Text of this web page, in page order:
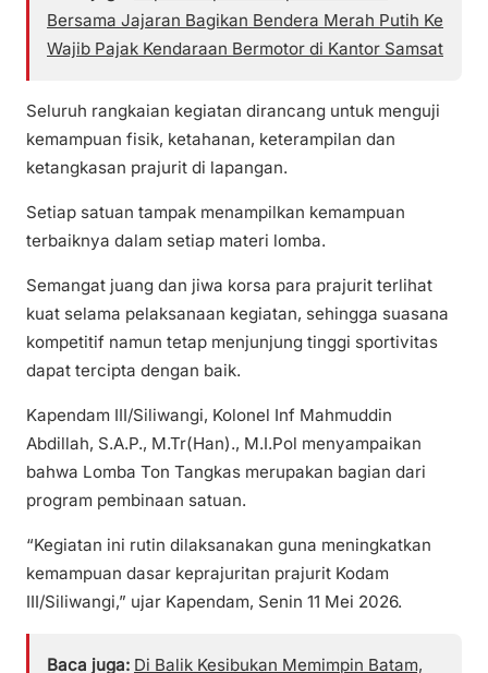
Bersama Jajaran Bagikan Bendera Merah Putih Ke
Wajib Pajak Kendaraan Bermotor di Kantor Samsat
Seluruh rangkaian kegiatan dirancang untuk menguji
kemampuan fisik, ketahanan, keterampilan dan
ketangkasan prajurit di lapangan.
Setiap satuan tampak menampilkan kemampuan
terbaiknya dalam setiap materi lomba.
Semangat juang dan jiwa korsa para prajurit terlihat
kuat selama pelaksanaan kegiatan, sehingga suasana
kompetitif namun tetap menjunjung tinggi sportivitas
dapat tercipta dengan baik.
Kapendam III/Siliwangi, Kolonel Inf Mahmuddin
Abdillah, S.A.P., M.Tr(Han)., M.I.Pol menyampaikan
bahwa Lomba Ton Tangkas merupakan bagian dari
program pembinaan satuan.
“Kegiatan ini rutin dilaksanakan guna meningkatkan
kemampuan dasar keprajuritan prajurit Kodam
III/Siliwangi,” ujar Kapendam, Senin 11 Mei 2026.
Baca juga: Di Balik Kesibukan Memimpin Batam,